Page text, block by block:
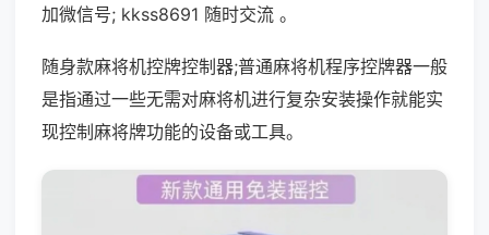
加微信号; kkss8691 随时交流 。
随身款麻将机控牌控制器;普通麻将机程序控牌器一般
是指通过一些无需对麻将机进行复杂安装操作就能实
现控制麻将牌功能的设备或工具。